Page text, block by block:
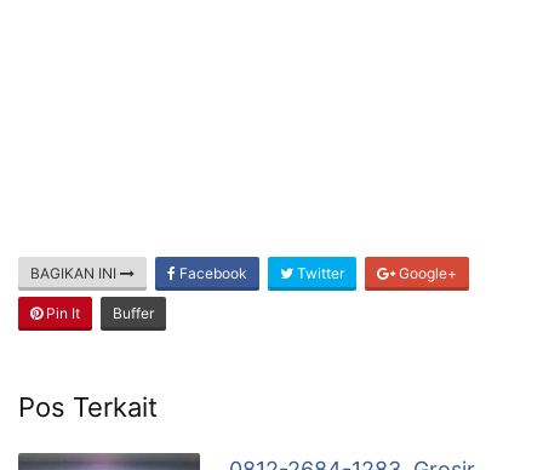
BAGIKAN INI Facebook Twitter Google+
Pin It Buffer
Pos Terkait